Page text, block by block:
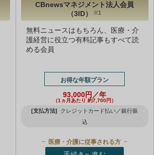
CBnewsマネジメント法人会員
（3ID）
※1
無料ニュースはもちろん、医療・介
護経営に役立つ有料記事もすべて読
める会員
お得な年額プラン
93,000円／年
（1ヵ月あたり 約7,700円）
[支払方法]
クレジットカード払い／銀行振
込
医療・介護に従事される方